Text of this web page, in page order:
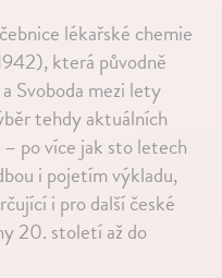
lékařské chemie
která původně
Svoboda mezi lety
tehdy aktuálních
po více jak sto letech
i pojetím výkladu,
i pro další české
20. století až do